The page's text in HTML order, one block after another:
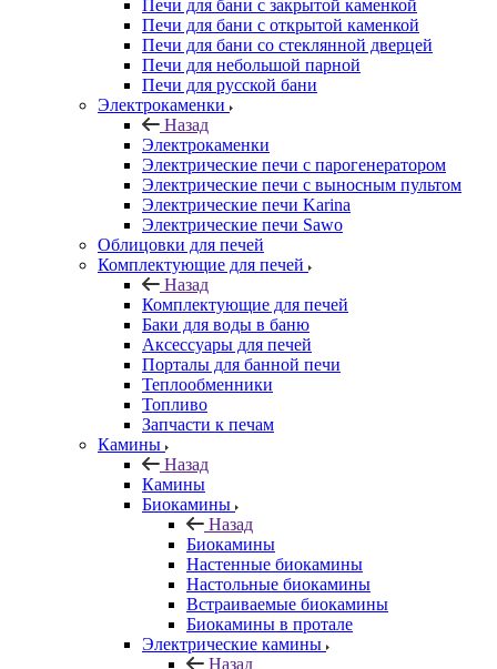
Печи для бани с закрытой каменкой
Печи для бани с открытой каменкой
Печи для бани со стеклянной дверцей
Печи для небольшой парной
Печи для русской бани
Электрокаменки
Назад
Электрокаменки
Электрические печи с парогенератором
Электрические печи с выносным пультом
Электрические печи Karina
Электрические печи Sawo
Облицовки для печей
Комплектующие для печей
Назад
Комплектующие для печей
Баки для воды в баню
Аксессуары для печей
Порталы для банной печи
Теплообменники
Топливо
Запчасти к печам
Камины
Назад
Камины
Биокамины
Назад
Биокамины
Настенные биокамины
Настольные биокамины
Встраиваемые биокамины
Биокамины в протале
Электрические камины
Назад